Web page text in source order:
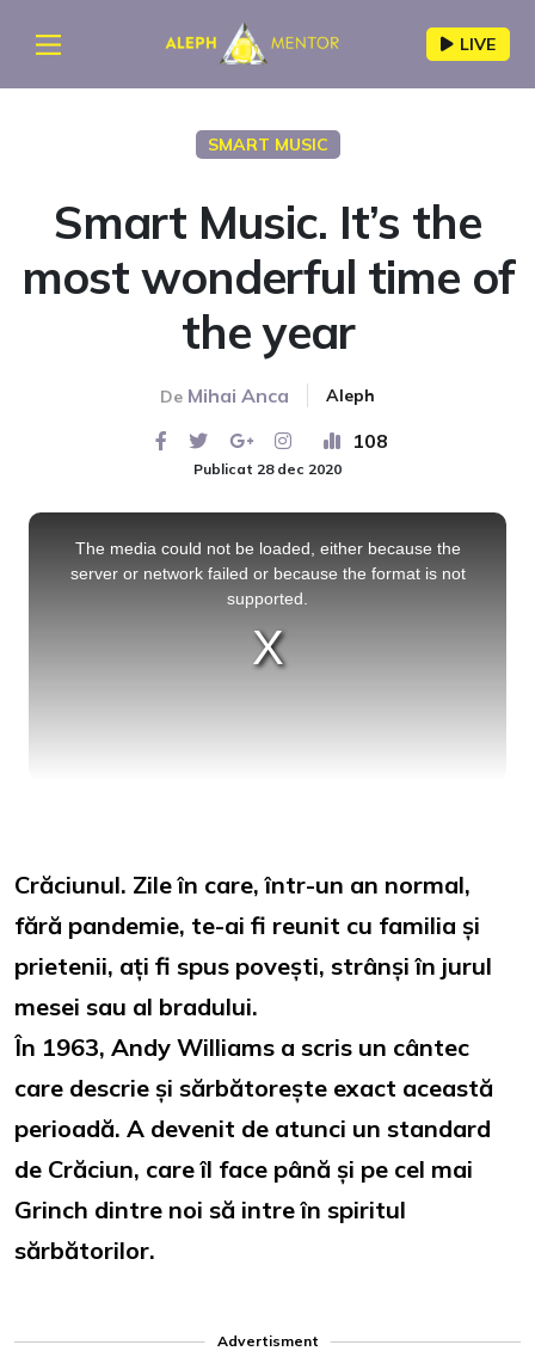
LIVE
SMART MUSIC
Smart Music. It’s the
most wonderful time of
the year
De Mihai Anca Aleph
108
Publicat 28 dec 2020
This
The media could not be loaded, either because the
server or network failed or because the format is not
supported.
Crăciunul. Zile în care, într-un an normal,
fără pandemie, te-ai fi reunit cu familia și
prietenii, ați fi spus povești, strânși în jurul
mesei sau al bradului.
În 1963, Andy Williams a scris un cântec
care descrie și sărbătorește exact această
perioadă. A devenit de atunci un standard
de Crăciun, care îl face până și pe cel mai
Grinch dintre noi să intre în spiritul
sărbătorilor.
Advertisment